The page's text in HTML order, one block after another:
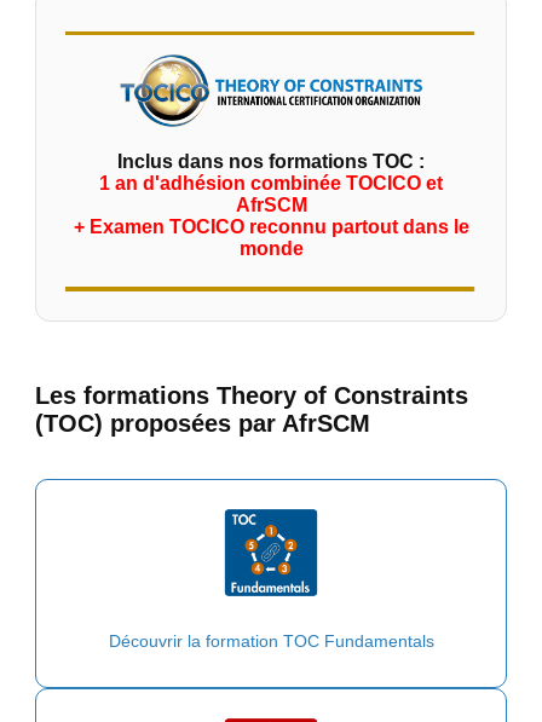
Inclus dans nos formations TOC :
1 an d'adhésion combinée TOCICO et
AfrSCM
+ Examen TOCICO reconnu partout dans le
monde
Les formations Theory of Constraints
(TOC) proposées par AfrSCM
Découvrir la formation TOC Fundamentals